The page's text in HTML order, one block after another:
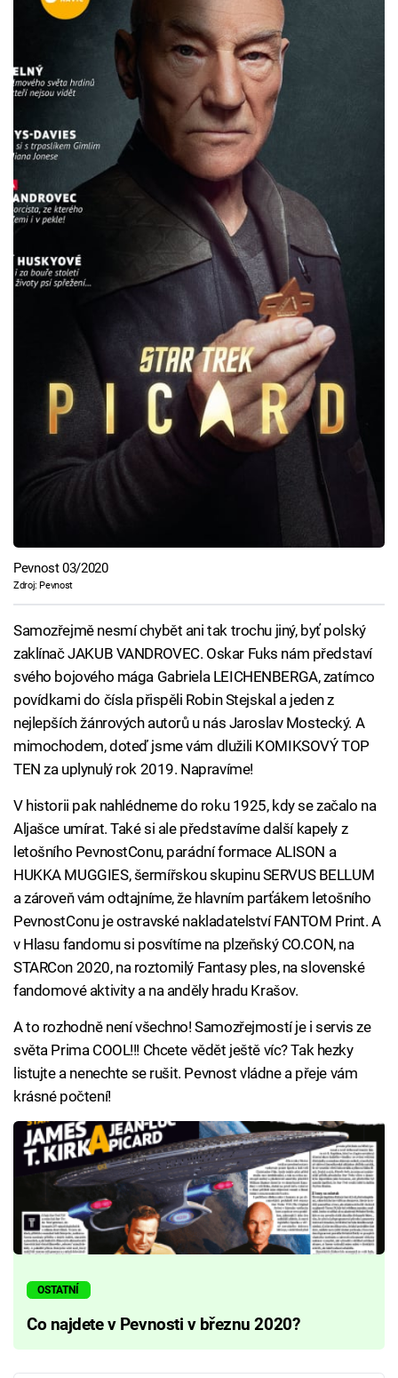
Pevnost 03/2020
Zdroj: Pevnost
Samozřejmě nesmí chybět ani tak trochu jiný, byť polský
zaklínač JAKUB VANDROVEC. Oskar Fuks nám představí
svého bojového mága Gabriela LEICHENBERGA, zatímco
povídkami do čísla přispěli Robin Stejskal a jeden z
nejlepších žánrových autorů u nás Jaroslav Mostecký. A
mimochodem, doteď jsme vám dlužili KOMIKSOVÝ TOP
TEN za uplynulý rok 2019. Napravíme!
V historii pak nahlédneme do roku 1925, kdy se začalo na
Aljašce umírat. Také si ale představíme další kapely z
letošního PevnostConu, parádní formace ALISON a
HUKKA MUGGIES, šermířskou skupinu SERVUS BELLUM
a zároveň vám odtajníme, že hlavním parťákem letošního
PevnostConu je ostravské nakladatelství FANTOM Print. A
v Hlasu fandomu si posvítíme na plzeňský CO.CON, na
STARCon 2020, na roztomilý Fantasy ples, na slovenské
fandomové aktivity a na anděly hradu Krašov.
A to rozhodně není všechno! Samozřejmostí je i servis ze
světa Prima COOL!!! Chcete vědět ještě víc? Tak hezky
listujte a nenechte se rušit. Pevnost vládne a přeje vám
krásné počtení!
OSTATNÍ
Co najdete v Pevnosti v březnu 2020?